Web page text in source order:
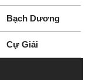
Bạch Dương
Cự Giải